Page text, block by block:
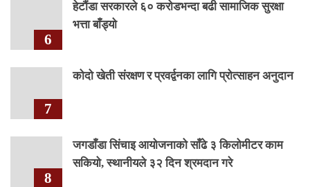
6
हेटौंडा सरकारले ६० करोडभन्दा बढी सामाजिक सुरक्षा
भत्ता बाँड्यो
7
कोदो खेती संरक्षण र प्रवर्द्वनका लागि प्रोत्साहन अनुदान
8
जगडाँडा सिंचाइ आयोजनाको साँढे ३ किलोमीटर काम
सकियो, स्थानीयले ३२ दिन श्रमदान गरे